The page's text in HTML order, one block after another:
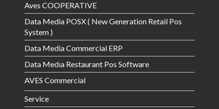
Aves COOPERATIVE
Data Media POSX ( New Generation Retail Pos
System )
Data Media Commercial ERP
Data Medıa Restaurant Pos Software
AVES Commercial
Service